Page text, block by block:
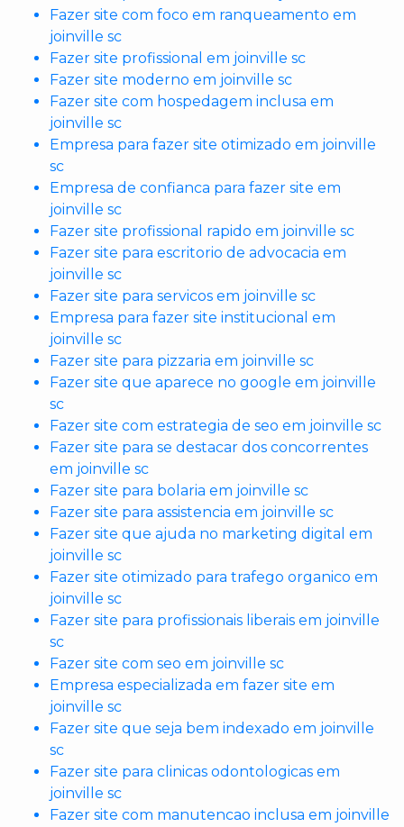
Fazer site com foco em ranqueamento em
joinville sc
Fazer site profissional em joinville sc
Fazer site moderno em joinville sc
Fazer site com hospedagem inclusa em
joinville sc
Empresa para fazer site otimizado em joinville
sc
Empresa de confianca para fazer site em
joinville sc
Fazer site profissional rapido em joinville sc
Fazer site para escritorio de advocacia em
joinville sc
Fazer site para servicos em joinville sc
Empresa para fazer site institucional em
joinville sc
Fazer site para pizzaria em joinville sc
Fazer site que aparece no google em joinville
sc
Fazer site com estrategia de seo em joinville sc
Fazer site para se destacar dos concorrentes
em joinville sc
Fazer site para bolaria em joinville sc
Fazer site para assistencia em joinville sc
Fazer site que ajuda no marketing digital em
joinville sc
Fazer site otimizado para trafego organico em
joinville sc
Fazer site para profissionais liberais em joinville
sc
Fazer site com seo em joinville sc
Empresa especializada em fazer site em
joinville sc
Fazer site que seja bem indexado em joinville
sc
Fazer site para clinicas odontologicas em
joinville sc
Fazer site com manutencao inclusa em joinville